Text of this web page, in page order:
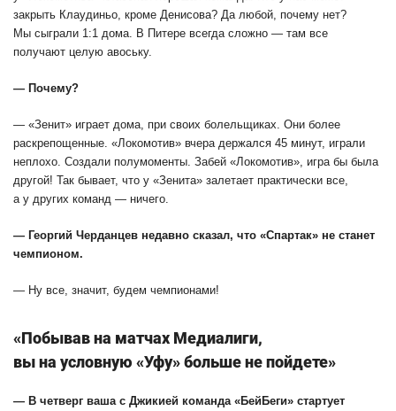
закрыть Клаудиньо, кроме Денисова? Да любой, почему нет?
Мы сыграли 1:1 дома. В Питере всегда сложно — там все
получают целую авоську.
— Почему?
— «Зенит» играет дома, при своих болельщиках. Они более
раскрепощенные. «Локомотив» вчера держался 45 минут, играли
неплохо. Создали полумоменты. Забей «Локомотив», игра бы была
другой! Так бывает, что у «Зенита» залетает практически все,
а у других команд — ничего.
— Георгий Черданцев недавно сказал, что «Спартак» не станет
чемпионом.
— Ну все, значит, будем чемпионами!
«Побывав на матчах Медиалиги,
вы на условную «Уфу» больше не пойдете»
— В четверг ваша с Джикией команда «БейБеги» стартует